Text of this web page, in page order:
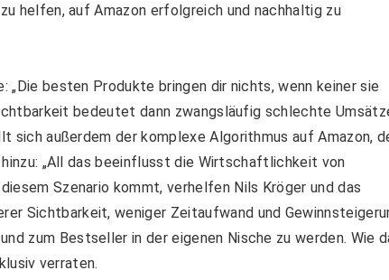
helfen, auf Amazon erfolgreich und nachhaltig zu
besten Produkte bringen dir nichts, wenn keiner sie
bedeutet dann zwangsläufig schlechte
sich außerdem der komplexe Algorithmus auf Amazon,
„All das beeinflusst die Wirtschaftlichkeit von
Szenario kommt, verhelfen Nils Kröger und das
Sichtbarkeit, weniger Zeitaufwand und
zum Bestseller in der eigenen Nische zu werden. Wie
verraten.